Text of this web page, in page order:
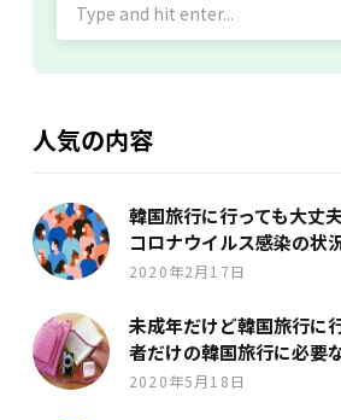
人気の内容
韓国旅行に行っても大丈
コロナウイルス感染の状
2020年2月17日
未成年だけど韓国旅行に
者だけの韓国旅行に必要
2020年5月18日